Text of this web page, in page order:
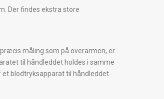
Der findes ekstra store
måling som på overarmen, er
til håndleddet holdes i samme
blodtryksapparat til håndleddet.